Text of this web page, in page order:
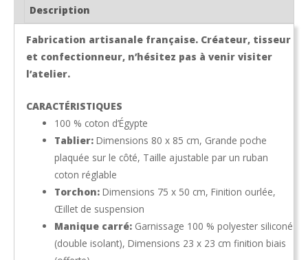
Description
Fabrication artisanale française. Créateur, tisseur
et confectionneur, n’hésitez pas à venir visiter
l’atelier.
CARACTÉRISTIQUES
100 % coton d’Égypte
Tablier: Dimensions 80 x 85 cm, Grande poche
plaquée sur le côté, Taille ajustable par un ruban
coton réglable
Torchon: Dimensions 75 x 50 cm, Finition ourlée,
Œillet de suspension
Manique carré: Garnissage 100 % polyester siliconé
(double isolant), Dimensions 23 x 23 cm finition biais